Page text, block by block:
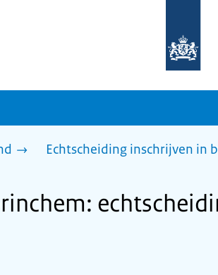
homepage
Echtscheiding inschrijven in